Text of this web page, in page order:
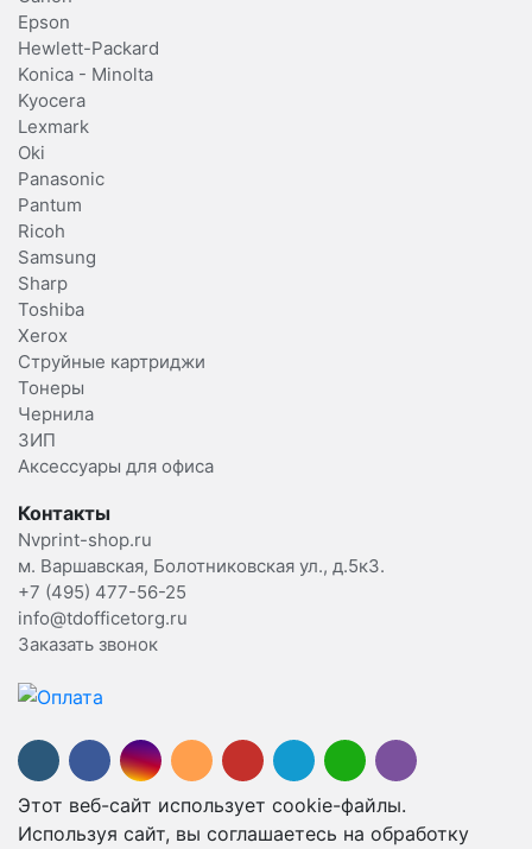
Epson
Hewlett-Packard
Konica - Minolta
Kyocera
Lexmark
Oki
Panasonic
Pantum
Ricoh
Samsung
Sharp
Toshiba
Xerox
Струйные картриджи
Тонеры
Чернила
ЗИП
Аксессуары для офиса
Контакты
Nvprint-shop.ru
м. Варшавская, Болотниковская ул., д.5к3.
+7 (495) 477-56-25
info@tdofficetorg.ru
Заказать звонок
Этот веб-сайт использует cookie-файлы.
Используя сайт, вы соглашаетесь на обработку